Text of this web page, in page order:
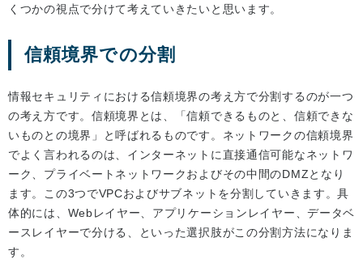
くつかの視点で分けて考えていきたいと思います。
信頼境界での分割
情報セキュリティにおける信頼境界の考え方で分割するのが一つ
の考え方です。信頼境界とは、「信頼できるものと、信頼できな
いものとの境界」と呼ばれるものです。ネットワークの信頼境界
でよく言われるのは、インターネットに直接通信可能なネットワ
ーク、プライベートネットワークおよびその中間のDMZとなり
ます。この3つでVPCおよびサブネットを分割していきます。具
体的には、Webレイヤー、アプリケーションレイヤー、データベ
ースレイヤーで分ける、といった選択肢がこの分割方法になりま
す。